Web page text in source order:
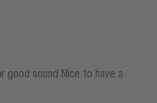
sound Nice to have a